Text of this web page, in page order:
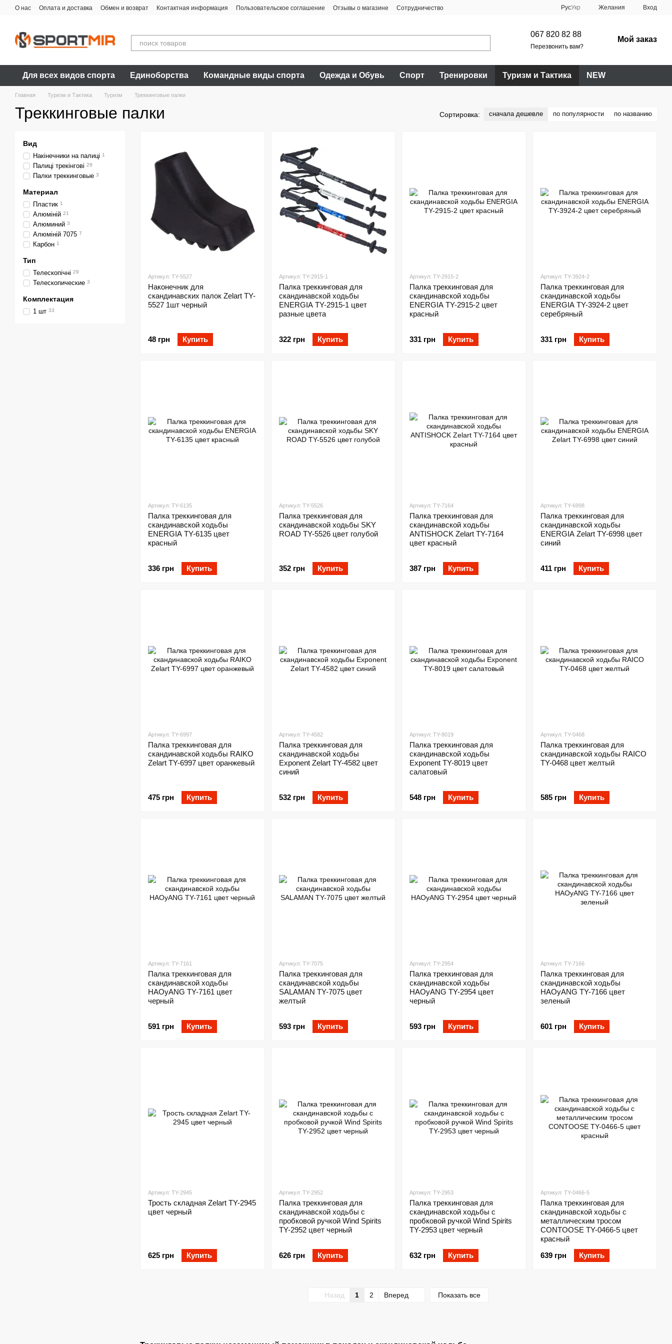
Перейти к основному контенту
О нас Оплата и доставка Обмен и возврат Контактная информация Пользовательское соглашение Отзывы о магазине Сотрудничество РусУкр Желания Вход
067 820 82 88
Перезвонить вам?
Мой заказ
Для всех видов спорта Единоборства Командные виды спорта Одежда и Обувь Спорт Тренировки Туризм и Тактика NEW
Главная Туризм и Тактика Туризм Треккинговые палки
Треккинговые палки Сортировка: сначала дешевле по популярности по названию
Артикул: TY-5527
Наконечник для
скандинавских палок Zelart TY-
5527 1шт черный
48 грн Купить
Артикул: TY-2915-1
Палка треккинговая для
скандинавской ходьбы
ENERGIA TY-2915-1 цвет
разные цвета
322 грн Купить
Артикул: TY-2915-2
Палка треккинговая для
скандинавской ходьбы
ENERGIA TY-2915-2 цвет
красный
331 грн Купить
Артикул: TY-3924-2
Палка треккинговая для
скандинавской ходьбы
ENERGIA TY-3924-2 цвет
серебряный
331 грн Купить
Артикул: TY-6135
Палка треккинговая для
скандинавской ходьбы
ENERGIA TY-6135 цвет
красный
336 грн Купить
Артикул: TY-5526
Палка треккинговая для
скандинавской ходьбы SKY
ROAD TY-5526 цвет голубой
352 грн Купить
Артикул: TY-7164
Палка треккинговая для
скандинавской ходьбы
ANTISHOCK Zelart TY-7164
цвет красный
387 грн Купить
Артикул: TY-6998
Палка треккинговая для
скандинавской ходьбы
ENERGIA Zelart TY-6998 цвет
синий
411 грн Купить
Артикул: TY-6997
Палка треккинговая для
скандинавской ходьбы RAIKO
Zelart TY-6997 цвет оранжевый
475 грн Купить
Артикул: TY-4582
Палка треккинговая для
скандинавской ходьбы
Exponent Zelart TY-4582 цвет
синий
532 грн Купить
Артикул: TY-8019
Палка треккинговая для
скандинавской ходьбы
Exponent TY-8019 цвет
салатовый
548 грн Купить
Артикул: TY-0468
Палка треккинговая для
скандинавской ходьбы RAICO
TY-0468 цвет желтый
585 грн Купить
Артикул: TY-7161
Палка треккинговая для
скандинавской ходьбы
HAOyANG TY-7161 цвет
черный
591 грн Купить
Артикул: TY-7075
Палка треккинговая для
скандинавской ходьбы
SALAMAN TY-7075 цвет
желтый
593 грн Купить
Артикул: TY-2954
Палка треккинговая для
скандинавской ходьбы
HAOyANG TY-2954 цвет
черный
593 грн Купить
Артикул: TY-7166
Палка треккинговая для
скандинавской ходьбы
HAOyANG TY-7166 цвет
зеленый
601 грн Купить
Артикул: TY-2945
Трость складная Zelart TY-2945
цвет черный
625 грн Купить
Артикул: TY-2952
Палка треккинговая для
скандинавской ходьбы с
пробковой ручкой Wind Spirits
TY-2952 цвет черный
626 грн Купить
Артикул: TY-2953
Палка треккинговая для
скандинавской ходьбы с
пробковой ручкой Wind Spirits
TY-2953 цвет черный
632 грн Купить
Артикул: TY-0466-5
Палка треккинговая для
скандинавской ходьбы с
металлическим тросом
CONTOOSE TY-0466-5 цвет
красный
639 грн
Купить
Назад 1 2 Вперед Показать все
Вид
Накінечники на палиці 1
Палиці трекінгові 29
Палки треккинговые 3
Материал
Пластик 1
Алюміній 21
Алюминий 3
Алюміній 7075 7
Карбон 1
Тип
Телескопічні 29
Телескопические 3
Комплектация
1 шт 33